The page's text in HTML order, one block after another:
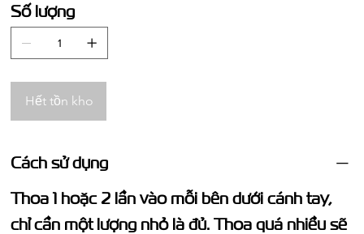
Số lượng
Hết tồn kho
Cách sử dụng
Thoa 1 hoặc 2 lần vào mỗi bên dưới cánh tay,
chỉ cần một lượng nhỏ là đủ. Thoa quá nhiều sẽ